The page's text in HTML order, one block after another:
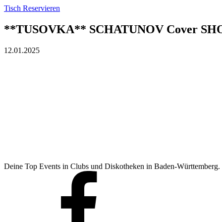
Tisch Reservieren
**TUSOVKA** SCHATUNOV Cover
12.01.2025
Deine Top Events in Clubs und Diskotheken in Baden-Württemberg.